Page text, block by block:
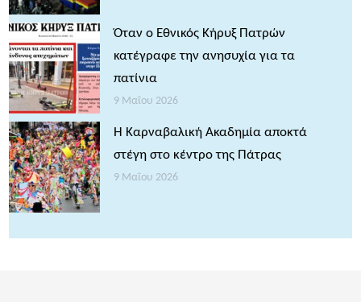
Όταν ο Εθνικός Κήρυξ Πατρών
κατέγραφε την ανησυχία για τα
πατίνια
9 Μαΐου 2026
Η Καρναβαλική Ακαδημία αποκτά
στέγη στο κέντρο της Πάτρας
9 Μαΐου 2026